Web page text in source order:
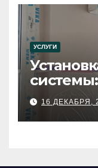
УСЛУГИ
16 ДЕКАБРЯ,